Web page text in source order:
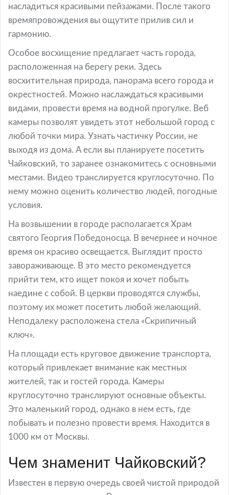
насладиться красивыми пейзажами. После такого
времяпровождения вы ощутите прилив сил и
гармонию.
Особое восхищение предлагает часть города,
расположенная на берегу реки. Здесь
восхитительная природа, панорама всего города и
окрестностей. Можно наслаждаться красивыми
видами, провести время на водной прогулке. Веб
камеры позволят увидеть этот небольшой город с
любой точки мира. Узнать частичку России, не
выходя из дома. А если вы планируете посетить
Чайковский, то заранее ознакомитесь с основными
местами. Видео транслируется круглосуточно. По
нему можно оценить количество людей, погодные
условия.
На возвышении в городе располагается Храм
святого Георгия Победоносца. В вечернее и ночное
время он красиво освещается. Выглядит просто
завораживающе. В это место рекомендуется
прийти тем, кто ищет покоя и хочет побыть
наедине с собой. В церкви проводятся службы,
поэтому их может посетить любой желающий.
Неподалеку расположена стела «Скрипичный
ключ».
На площади есть круговое движение транспорта,
который привлекает внимание как местных
жителей, так и гостей города. Камеры
круглосуточно транслируют основные объекты.
Это маленький город, однако в нем есть, где
побывать и полезно провести время. Находится в
1000 км от Москвы.
Чем знаменит Чайковский?
Известен в первую очередь своей чистой природой